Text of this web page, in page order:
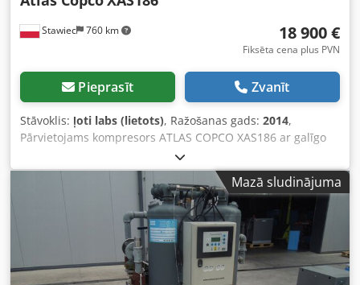
Stawiec 760 km 18 900 €
Fiksēta cena plus PVN
Pieprasīt Zvanīt
Stāvoklis: ļoti labs (lietots), Ražošanas gads: 2014,
Pārvietojams kompresors ATLAS COPCO XAS186 ar galīgo
dzesētāju, pēc pilna servisa. Tehniskie dati: Jauda: 11,10
m3/min; Darba spiediens: 7 Bar; Ražošanas gads: 2014
DEUTZ dzinējs Nobraukums: Kompresors pilnībā darba
kārtībā, gatavs darbam, ar garantiju. Cena bez PVN: 79 500
PLN Cena ar PVN: 97 785 PLN Iekārta ievestā ideālā
stāvoklī. Dcjdpfx Aboyfnwgezsk Zemāk video saites.
Mazā sludinājuma